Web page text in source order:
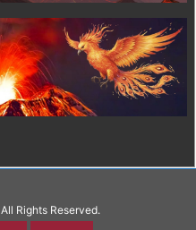
All Rights Reserved.